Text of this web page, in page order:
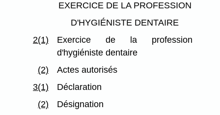
EXERCICE DE LA PROFESSION
D'HYGIÉNISTE DENTAIRE
2(1)
Exercice de la profession
d'hygiéniste dentaire
(2)
Actes autorisés
3(1)
Déclaration
(2)
Désignation